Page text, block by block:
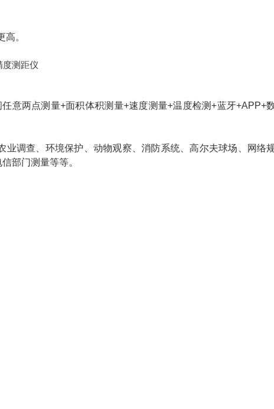
。
意两点测量+面积体积测量+速度测量+温度检测+蓝牙+APP+
调查、环境保护、动物观察、消防系统、高尔夫球场、网络
部门测量等等。